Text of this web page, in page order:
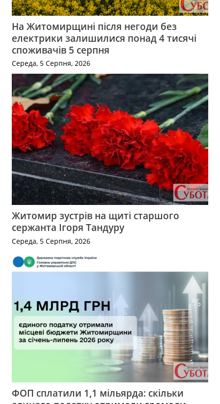
На Житомирщині після негоди без
електрики залишилися понад 4 тисячі
споживачів 5 серпня
Середа, 5 Серпня, 2026
Житомир зустрів на щиті старшого
сержанта Ігоря Тандуру
Середа, 5 Серпня, 2026
ФОП сплатили 1,1 мільярда: скільки